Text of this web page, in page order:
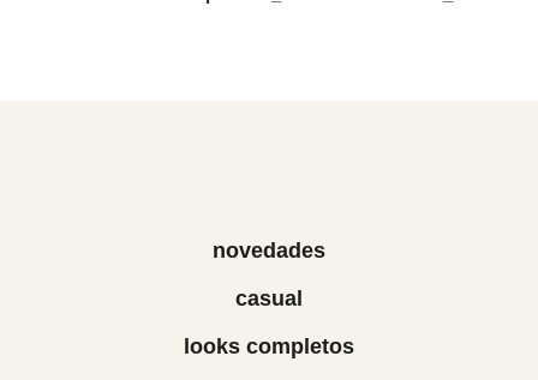
novedades
casual
looks completos